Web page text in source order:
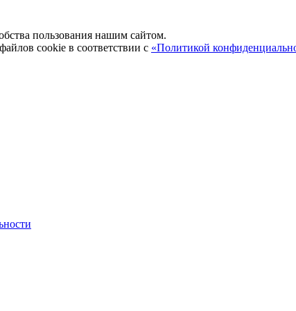
пользования нашим сайтом.
cookie в соответствии с «Политикой